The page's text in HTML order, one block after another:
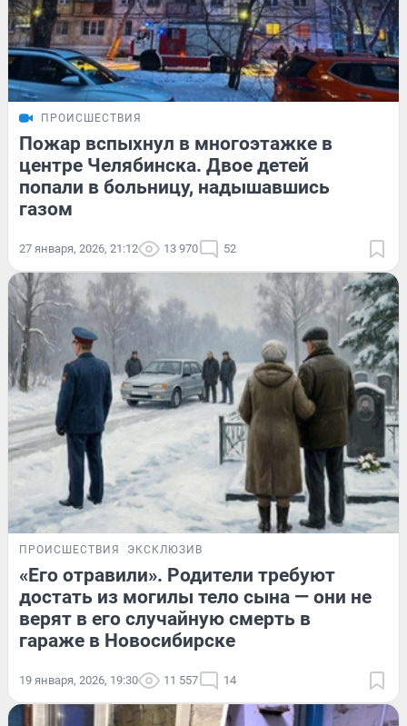
ПРОИСШЕСТВИЯ
Пожар вспыхнул в многоэтажке в
центре Челябинска. Двое детей
попали в больницу, надышавшись
газом
27 января, 2026, 21:12 13 970 52
ПРОИСШЕСТВИЯ ЭКСКЛЮЗИВ
«Его отравили». Родители требуют
достать из могилы тело сына — они не
верят в его случайную смерть в
гараже в Новосибирске
19 января, 2026, 19:30 11 557 14